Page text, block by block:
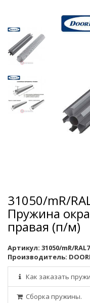
31050/mR/
Пружина
правая (п/м)
Артикул: 31050/mR/
Производитель:
Как заказать
Сборка пружины.